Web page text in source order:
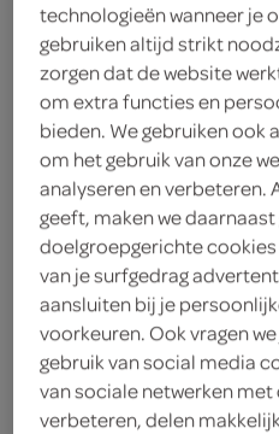
Sensodyne
protection
technologieën wanneer je
gebruiken altijd strikt
zorgen dat de website
om extra functies en
bieden. We gebruiken
om het gebruik van onze
analyseren en verbeteren.
geeft, maken we
doelgroepgerichte cookies
van je surfgedrag
aansluiten bij je
voorkeuren. Ook vragen
gebruik van social media
van sociale netwerken
verbeteren, delen